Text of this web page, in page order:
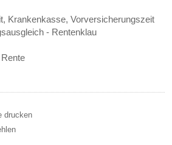
Krankenkasse, Vorversicherungszeit
- Rentenklau
drucken